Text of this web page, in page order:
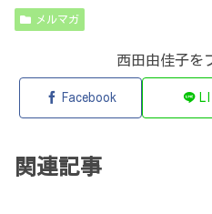
メルマガ
西田由佳子を
Facebook
関連記事